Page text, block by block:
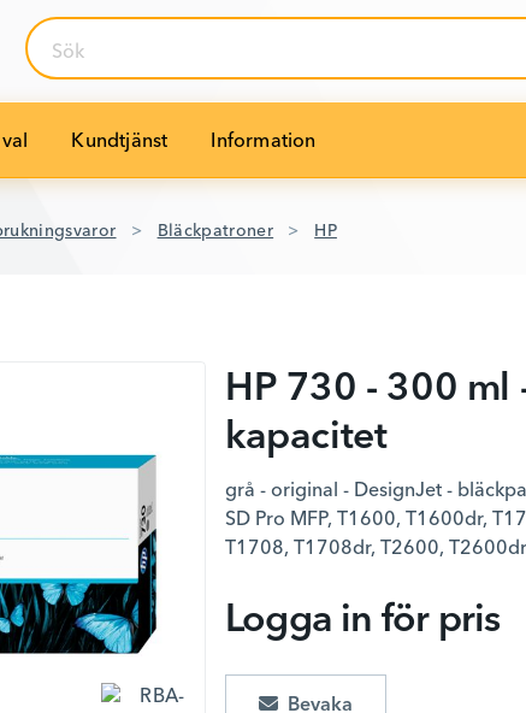
Sök
Kundtjänst Information
Bläckpatroner HP
HP 730 - 300 ml
kapacitet
grå - original - DesignJet -
SD Pro MFP, T1600, T1600dr,
T1708, T1708dr, T2600, T2600dr
Logga in för pris